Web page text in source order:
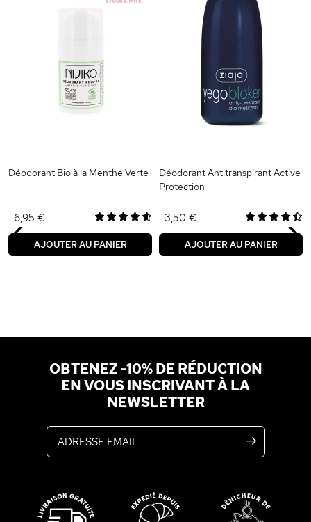
Déodorant Bio à la Menthe Verte
6,95 €
AJOUTER AU PANIER
Déodorant Antitranspirant Active
Protection
3,50 €
AJOUTER AU PANIER
‹ ›
OBTENEZ -10% DE RÉDUCTION
EN VOUS INSCRIVANT À LA
NEWSLETTER